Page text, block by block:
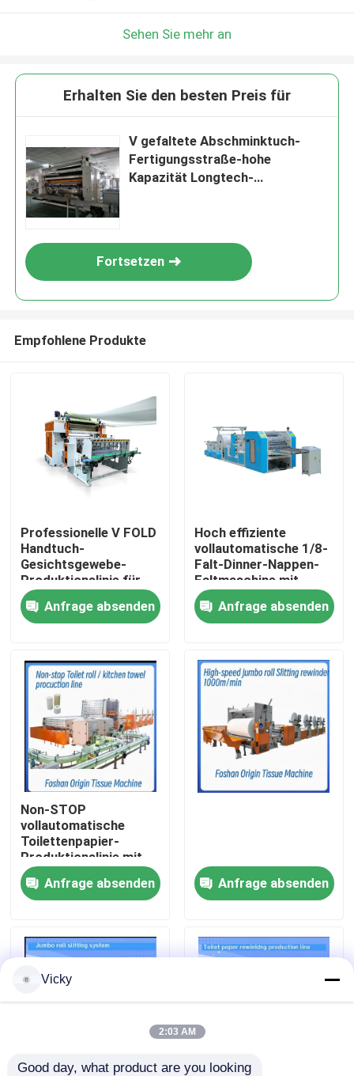
Zu Hause
Produkte
Über uns
Werksbesichtigung
Qualitätskontrolle
Kontakt mit uns
Seidenpapier-Fertigungsstraße
Sehen Sie mehr an
Erhalten Sie den besten Preis für
V gefaltete Abschminktuch-
Fertigungsstraße-hohe
Kapazität Longtech-
Fortsetzen
Empfohlene Produkte
Professionelle V FOLD
Handtuch-
Gesichtsgewebe-
Produktionslinie für
Gewebeindustrie mit
automatischer
Übertragungseinheit
Anfrage absenden
Hoch effiziente
vollautomatische 1/8-
Falt-Dinner-Nappen-
Faltmaschine mit
Vakuumpumpe
Anfrage absenden
Non-STOP
vollautomatische
Toilettenpapier-
Produktionslinie mit
Prägungseinheit
Anfrage absenden Anfrage absenden
Vicky
2:03 AM
Good day, what product are you looking